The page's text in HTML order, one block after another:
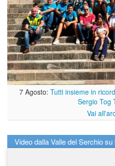
7 Agosto: Tutti insieme in
Sergio Tog
Vai
Video dalla Valle del Serchio